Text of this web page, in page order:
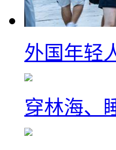
外国年轻
穿林海、